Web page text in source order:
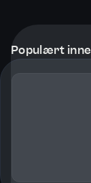
Populært